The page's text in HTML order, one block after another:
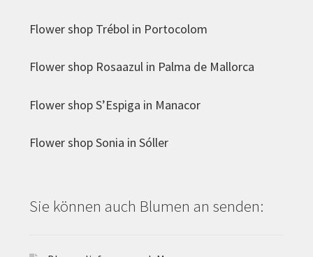
Flower shop Trébol in Portocolom
Flower shop Rosaazul in Palma de Mallorca
Flower shop S’Espiga in Manacor
Flower shop Sonia in Sóller
Sie können auch Blumen an senden: